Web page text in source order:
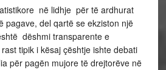
në lidhje për të ardhurat
pagave, del qartë se ekziston një
dëshmi transparente e
tipik i kësaj çështje ishte debati
për pagën mujore të drejtorëve në